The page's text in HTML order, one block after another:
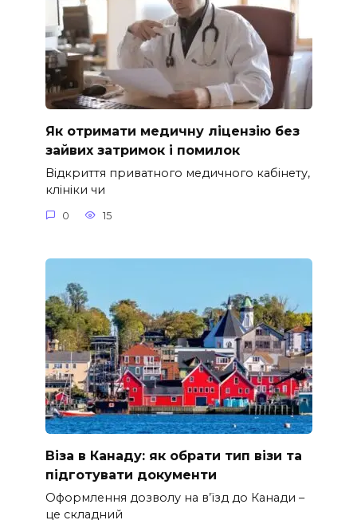
Як отримати медичну ліцензію без
зайвих затримок і помилок
Відкриття приватного медичного кабінету,
клініки чи
0 15
Віза в Канаду: як обрати тип візи та
підготувати документи
Оформлення дозволу на в’їзд до Канади –
це складний